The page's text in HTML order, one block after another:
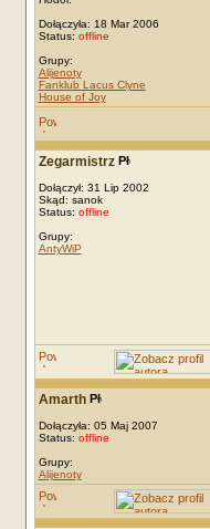
Dołączyła: 18 Mar 2006
Status: offline
Grupy:
Alijenoty
Fanklub Lacus Clyne
House of Joy
Zegarmistrz
Dołączył: 31 Lip 2002
Skąd: sanok
Status: offline
Grupy:
AntyWiP
Amarth
Dołączyła: 05 Maj 2007
Status: offline
Grupy:
Alijenoty